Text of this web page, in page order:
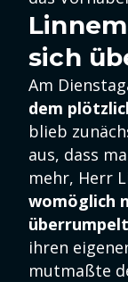
sich
Am
dem
blieb
aus, dass
mehr, Herr
womöglich
ihren
mutmaßte